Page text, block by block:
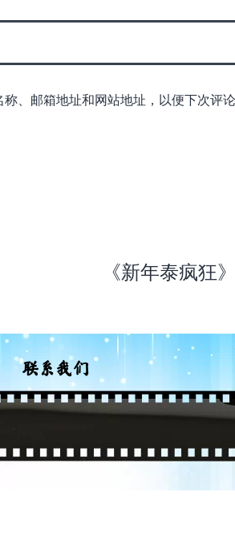
、邮箱地址和网站地址，以便下次评论
《新年泰疯狂
联系我们